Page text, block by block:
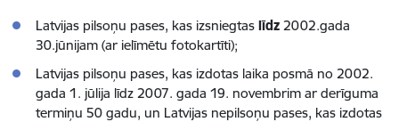
Latvijas pilsoņu pases, kas izsniegtas līdz 2002.gada
30.jūnijam (ar ielīmētu fotokartīti);
Latvijas pilsoņu pases, kas izdotas laika posmā no 2002.
gada 1. jūlija līdz 2007. gada 19. novembrim ar derīguma
termiņu 50 gadu, un Latvijas nepilsoņu pases, kas izdotas